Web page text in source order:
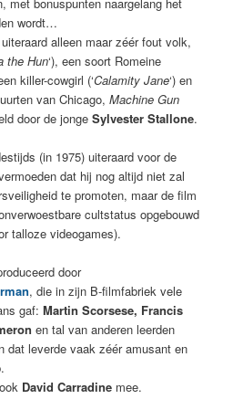
wordt…
alleen maar zéér fout volk,
the Hun‘), een soort Romeine
killer-cowgirl (‘Calamity Jane‘) en
van Chicago,Machine Gun
door de jongeSylvester Stallone.
(in 1975) uiteraard voor de
dat hij nog altijd niet zal
te promoten, maar de film
cultstatus opgebouwd
talloze videogames).
door
, die in zijn B-filmfabriek vele
gaf:Martin Scorsese, Francis
en tal van anderen leerden
dat leverde vaak zéér amusant en
David Carradine mee.